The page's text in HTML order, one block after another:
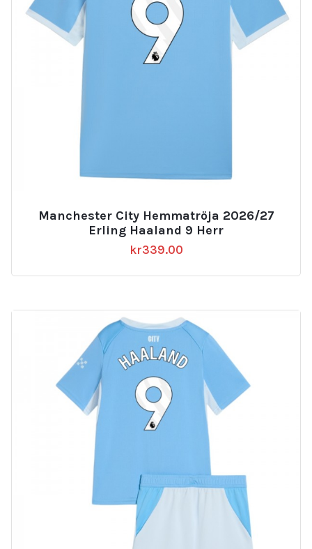
Manchester City Hemmatröja 2026/27
Erling Haaland 9 Herr
kr339.00